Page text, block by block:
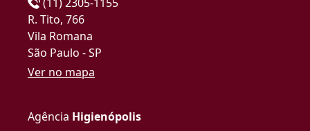
R. Tito, 766
Vila Romana
São Paulo - SP
Ver no mapa
Agência Higienópolis